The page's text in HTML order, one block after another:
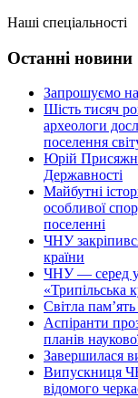
Наші спеціальності
Останні новини
Запрошуємо
Шість тисяч
археологи
поселення
Юрій
Державності
Майбутні
особливої
поселенні
ЧНУ
країни
ЧНУ — серед
«Трипільська
Світла
Аспіранти
планів
Завершилася
Випускниця
відомого